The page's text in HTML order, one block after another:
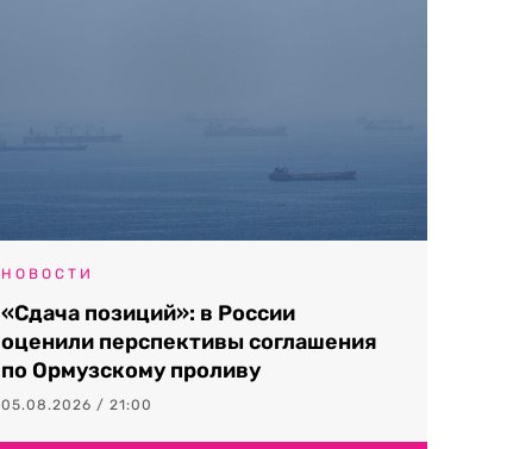
НОВОСТИ
«Сдача позиций»: в России
оценили перспективы соглашения
по Ормузскому проливу
05.08.2026 / 21:00